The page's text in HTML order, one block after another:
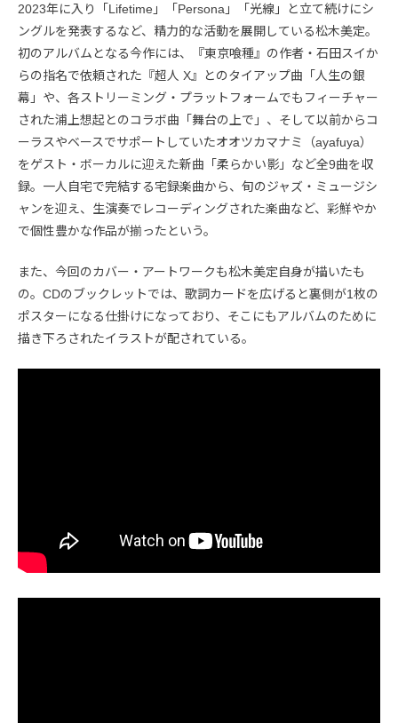
2023年に入り「Lifetime」「Persona」「光線」と立て続けにシ
ングルを発表するなど、精力的な活動を展開している松木美定。
初のアルバムとなる今作には、『東京喰種』の作者・石田スイか
らの指名で依頼された『超人 X』とのタイアップ曲「人生の銀
幕」や、各ストリーミング・プラットフォームでもフィーチャー
された浦上想起とのコラボ曲「舞台の上で」、そして以前からコ
ーラスやベースでサポートしていたオオツカマナミ（ayafuya）
をゲスト・ボーカルに迎えた新曲「柔らかい影」など全9曲を収
録。一人自宅で完結する宅録楽曲から、旬のジャズ・ミュージシ
ャンを迎え、生演奏でレコーディングされた楽曲など、彩鮮やか
で個性豊かな作品が揃ったという。
また、今回のカバー・アートワークも松木美定自身が描いたも
の。CDのブックレットでは、歌詞カードを広げると裏側が1枚の
ポスターになる仕掛けになっており、そこにもアルバムのために
描き下ろされたイラストが配されている。